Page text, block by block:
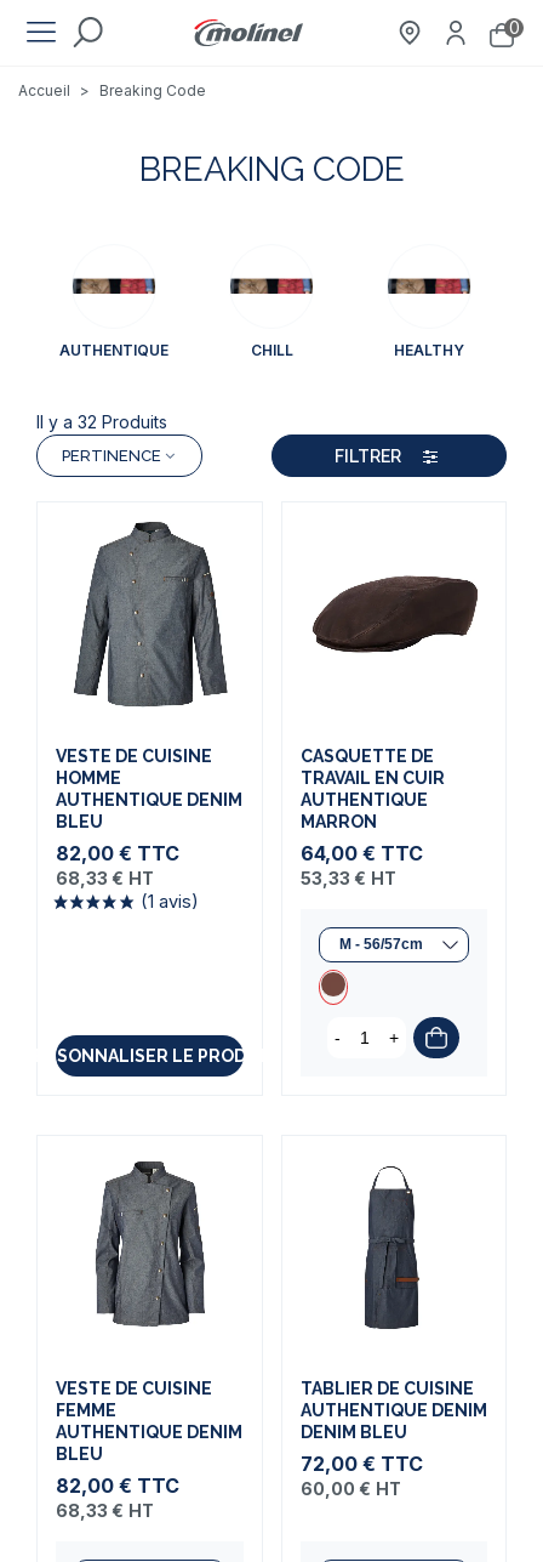
0
Accueil > Breaking Code
BREAKING CODE
AUTHENTIQUE CHILL HEALTHY
Il y a 32 Produits
PERTINENCE FILTRER
VESTE DE CUISINE
HOMME
AUTHENTIQUE DENIM
BLEU
82,00 € TTC
68,33 € HT
PERSONNALISER LE PRODUIT
CASQUETTE DE
TRAVAIL EN CUIR
AUTHENTIQUE
MARRON
64,00 € TTC
53,33 € HT
- +
VESTE DE CUISINE
FEMME
AUTHENTIQUE DENIM
BLEU
82,00 € TTC
68,33 € HT
TABLIER DE CUISINE
AUTHENTIQUE DENIM
DENIM BLEU
72,00 € TTC
60,00 € HT